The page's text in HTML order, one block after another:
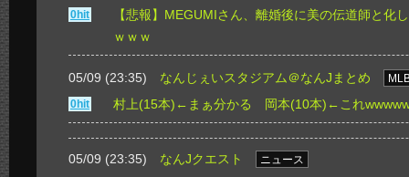
0hit
【悲報】MEGUMIさん、離婚後に美の伝道師と化
ｗｗｗ
05/09 (23:35) なんじぇいスタジアム＠なんJまとめ
0hit
村上(15本)←まぁ分かる 岡本(10本)←これ
05/09 (23:35) なんJクエスト
ニュース